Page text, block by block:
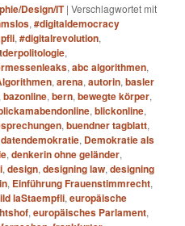
Design/IT |Verschlagwortet mit
,#digitaldemocracy
,#digitalrevolution,
,
,abc algorithmen,
,arena,autorin,basler
,bazonline,bern,bewegte körper,
,blickonline,
,buendner tagblatt,
datendemokratie, Demokratie als
,denkerin ohne geländer,
,design,designing law,designing
, Einführung Frauenstimmrecht,
laStaempfli,europäische
,europäisches Parlament,